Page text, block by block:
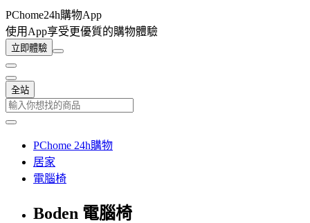
PChome24h購物App
使用App享受更優質的購物體驗
立即體驗
全站
PChome 24h購物
居家
電腦椅
Boden 電腦椅